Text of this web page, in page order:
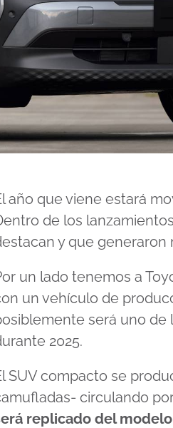
año que viene estará
de los
y que
un lado tenemos a
un vehículo de
será uno de
2025.
SUV compacto se
circulando
replicado del